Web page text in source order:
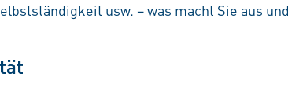
usw. – was macht Sie aus